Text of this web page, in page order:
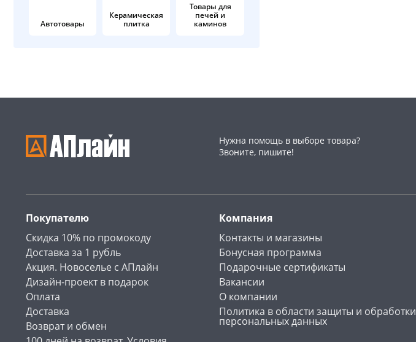
Автотовары
Керамическая
плитка
Товары для
печей и
каминов
Нужна помощь в выборе товара?
Звоните, пишите!
Покупателю
Скидка 10% по промокоду
Доставка за 1 рубль
Акция. Новоселье с АПлайн
Дизайн-проект в подарок
Оплата
Доставка
Возврат и обмен
Компания
Контакты и магазины
Бонусная программа
Подарочные сертификаты
Вакансии
О компании
Политика в области защиты и обработки
персональных данных